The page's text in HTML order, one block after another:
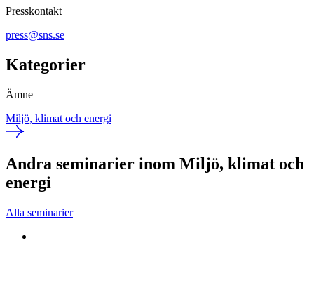
Presskontakt
press@sns.se
Kategorier
Ämne
Miljö, klimat och energi
Andra seminarier inom Miljö, klimat och
energi
Alla seminarier